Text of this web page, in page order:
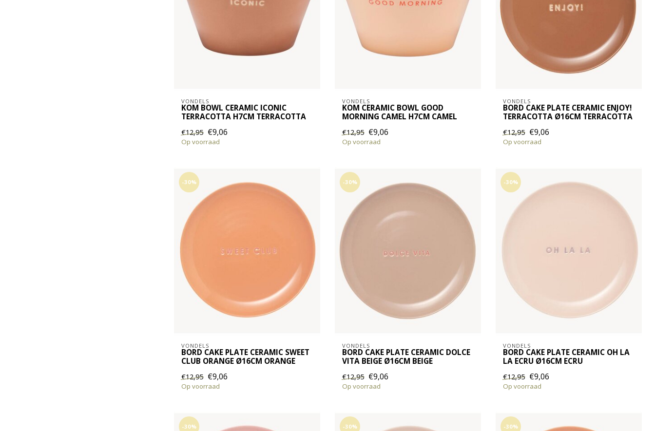
VONDELS
KOM BOWL CERAMIC ICONIC
TERRACOTTA H7CM TERRACOTTA
€12,95 €9,06
Op voorraad
VONDELS
KOM CERAMIC BOWL GOOD
MORNING CAMEL H7CM CAMEL
€12,95 €9,06
Op voorraad
VONDELS
BORD CAKE PLATE CERAMIC ENJOY!
TERRACOTTA Ø16CM TERRACOTTA
€12,95 €9,06
Op voorraad
-30%
VONDELS
BORD CAKE PLATE CERAMIC SWEET
CLUB ORANGE Ø16CM ORANGE
€12,95 €9,06
Op voorraad
-30%
VONDELS
BORD CAKE PLATE CERAMIC DOLCE
VITA BEIGE Ø16CM BEIGE
€12,95 €9,06
Op voorraad
-30%
VONDELS
BORD CAKE PLATE CERAMIC OH LA
LA ECRU Ø16CM ECRU
€12,95 €9,06
Op voorraad
-30% -30% -30%